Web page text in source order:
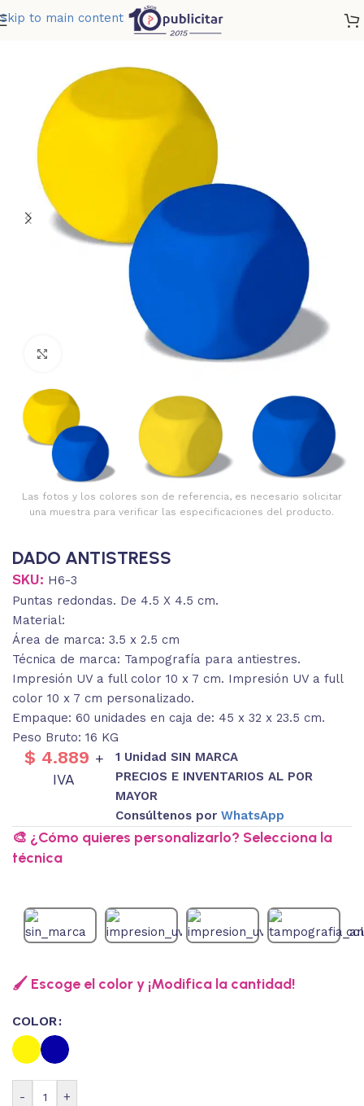
Skip to main content
DADO ANTISTRESS
Las fotos y los colores son de referencia, es necesario solicitar
una muestra para verificar las especificaciones del producto.
DADO ANTISTRESS
SKU: H6-3
Puntas redondas. De 4.5 X 4.5 cm.
Material:
Área de marca: 3.5 x 2.5 cm
Técnica de marca: Tampografía para antiestres.
Impresión UV a full color 10 x 7 cm. Impresión UV a full
color 10 x 7 cm personalizado.
Empaque: 60 unidades en caja de: 45 x 32 x 23.5 cm.
Peso Bruto: 16 KG
$ 4.889 +
IVA
1 Unidad SIN MARCA
PRECIOS E INVENTARIOS AL POR
MAYOR
Consúltenos porWhatsApp
🎨 ¿Cómo quieres personalizarlo? Selecciona la
técnica
🖌️ Escoge el color y ¡Modifica la cantidad!
COLOR
- +